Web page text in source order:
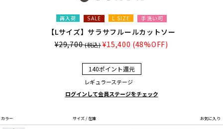
再入荷 SALE L SIZE 手洗い可
【Lサイズ】サラサフルールカットソー
¥29,700(税込) ¥15,400 (48%OFF)
140ポイント還元
レギュラーステージ
ログインして会員ステージをチェック
カラー サイズ / 在庫 お気に入り